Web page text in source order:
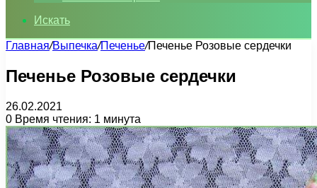
Искать
Главная/Выпечка/Печенье/Печенье Розовые сердечки
Печенье Розовые сердечки
26.02.2021
0 Время чтения: 1 минута